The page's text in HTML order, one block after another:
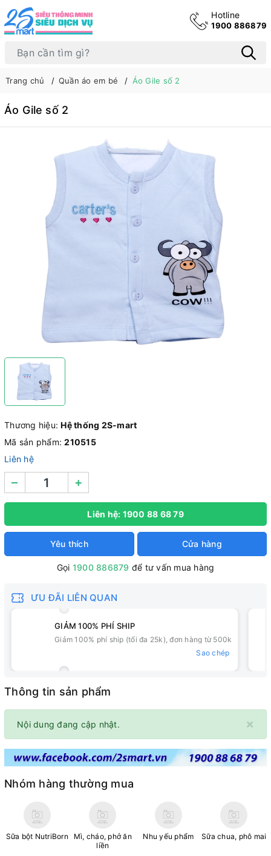
Hotline
1900 886879
Trang chủ Quần áo em bé Áo Gile số 2
Áo Gile số 2
Thương hiệu:Hệ thống 2S-mart
Mã sản phẩm:210515
Liên hệ
– +
Liên hệ: 1900 88 68 79
Yêu thích Cửa hàng
Gọi 1900 886879 để tư vấn mua hàng
ƯU ĐÃI LIÊN QUAN
GIẢM 100% PHÍ SHIP
Giảm 100% phí ship (tối đa 25k), đơn hàng từ 500k
Sao chép
Thông tin sản phẩm
×
Nội dung đang cập nhật.
Nhóm hàng thường mua
Sữa bột NutriBorn
Mì, cháo, phở ăn
liền
Nhu yếu phẩm Sữa chua, phô mai